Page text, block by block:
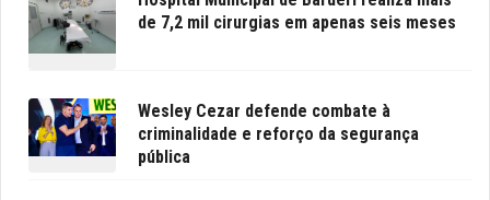
de 7,2 mil cirurgias em apenas seis meses
Wesley Cezar defende combate à
criminalidade e reforço da segurança
pública